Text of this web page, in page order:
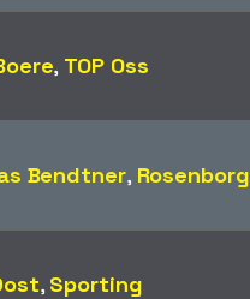
, TOP Oss
Bendtner, Rosenborg
, Sporting